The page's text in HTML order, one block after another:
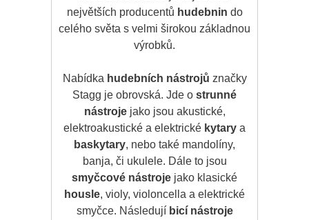
největších producentů hudebnin do
celého světa s velmi širokou základnou
výrobků.
Nabídka hudebních nástrojů značky
Stagg je obrovská. Jde o strunné
nástrojejako jsou akustické,
elektroakustické a elektrické kytary a
baskytary, nebo také mandolíny,
banja, či ukulele. Dále to jsou
smyčcové nástroje jako klasické
housle, violy, violoncella a elektrické
smyčce. Následují bicí nástroje